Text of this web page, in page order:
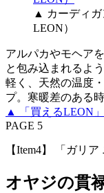
▲ カーディガ
LEON）
アルパカやモヘア
と包み込まれるよ
軽く、天然の温度
プ。寒暖差のある
▲ 「買えるLEON
PAGE 5
【Item4】 「ガリ
オヤジの貫